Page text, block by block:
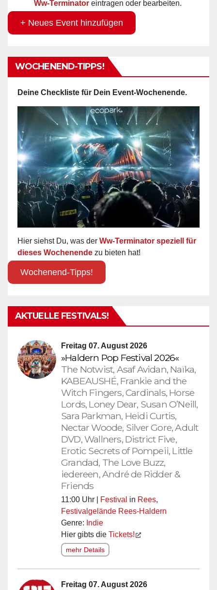
Ww-Terminator eintragen oder bearbeiten.
+ Neues Event hinzufügen
WOCHENEND-TIPPS!
Deine Checkliste für Dein Event-Wochenende.
Hier siehst Du, was der Ww-Terminator speziell für
dieses Wochenende zu bieten hat!
Wochenend-Tipps!
AKTUELLE FESTIVALS!
Freitag 07. August 2026
»Haldern Pop Festival 2026«
The Notwist, Asaf Avidan, Naïka,
KABEAUSHÉ, Frankie and the
Witch Fingers, Cardinals, Horse
Lords, Loney Dear, Susan O’Neill,
Sara Parkman, Heidi Curtis,
Nectar Woode, Silver Gore, Adult
DVD, Wallners, District Five,
Erotic Secrets of Pompeii, Little
Grandad, The Love Buzz,
iedereen, André de Ridder &
Friends
11:00 Uhr | Festival in Rees,
Festivalgelände Rees-Haldern
Genre: Indie
Hier gibts die Tickets!
mehr Details
Freitag 07. August 2026